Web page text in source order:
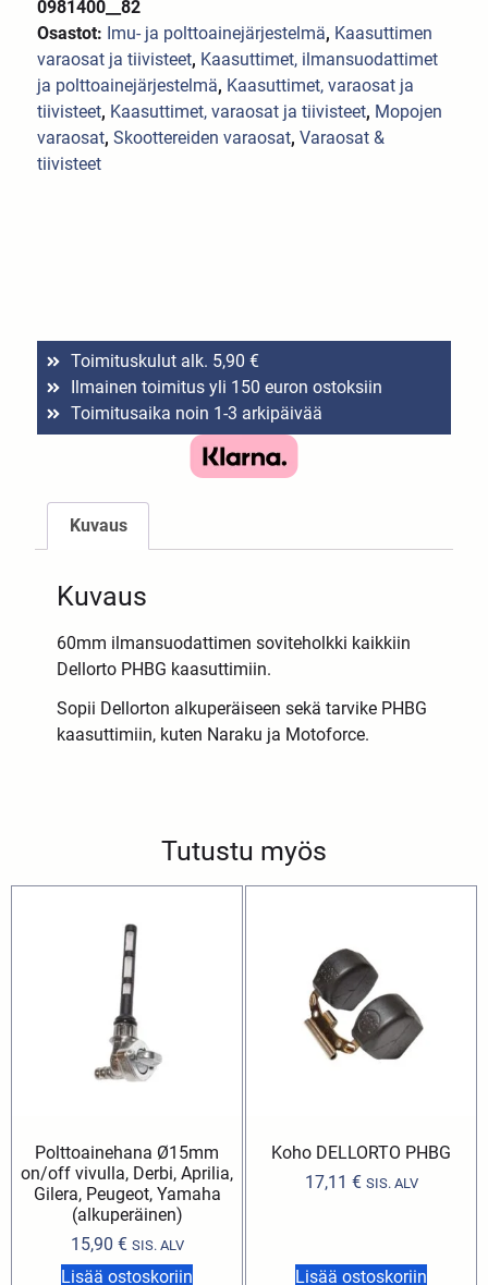
0981400__82
Osastot: Imu- ja polttoainejärjestelmä, Kaasuttimen
varaosat ja tiivisteet, Kaasuttimet, ilmansuodattimet
ja polttoainejärjestelmä, Kaasuttimet, varaosat ja
tiivisteet, Kaasuttimet, varaosat ja tiivisteet, Mopojen
varaosat,Skoottereiden varaosat,Varaosat &
tiivisteet
Toimituskulut alk. 5,90 €
Ilmainen toimitus yli 150 euron ostoksiin
Toimitusaika noin 1-3 arkipäivää
Kuvaus
Kuvaus
60mm ilmansuodattimen soviteholkki kaikkiin
Dellorto PHBG kaasuttimiin.
Sopii Dellorton alkuperäiseen sekä tarvike PHBG
kaasuttimiin, kuten Naraku ja Motoforce.
Tutustu myös
Polttoainehana Ø15mm
on/off vivulla, Derbi, Aprilia,
Gilera, Peugeot, Yamaha
(alkuperäinen)
15,90 € SIS. ALV
Lisää ostoskoriin
Koho DELLORTO PHBG
17,11 € SIS. ALV
Lisää ostoskoriin